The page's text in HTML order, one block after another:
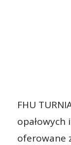
FHU
opałowych
oferowane